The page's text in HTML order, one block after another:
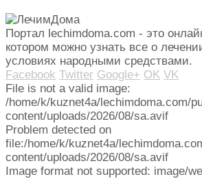
Портал lechimdoma.com - это
котором можно узнать все о
условиях народными средствами.
Facebook Twitter Google+ OK VK
File is not a valid image:
/home/k/kuznet4a/lechimdoma.com/
content/uploads/2026/08/sa.avif
Problem detected on
file:/home/k/kuznet4a/
content/uploads/2026/08/sa.avif
Image format not supported: image/